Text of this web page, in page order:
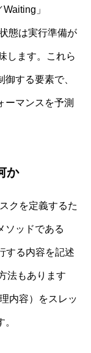
」
態は実行準備が
します。これら
する要素で、
ーマンスを予測
か
クを定義するた
ソッドである
する内容を記述
法もあります
内容）をスレッ